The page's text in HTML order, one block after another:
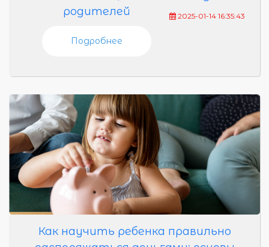
родителей
2025-01-14 16:35:43
Подробнее
Как научить ребенка правильно